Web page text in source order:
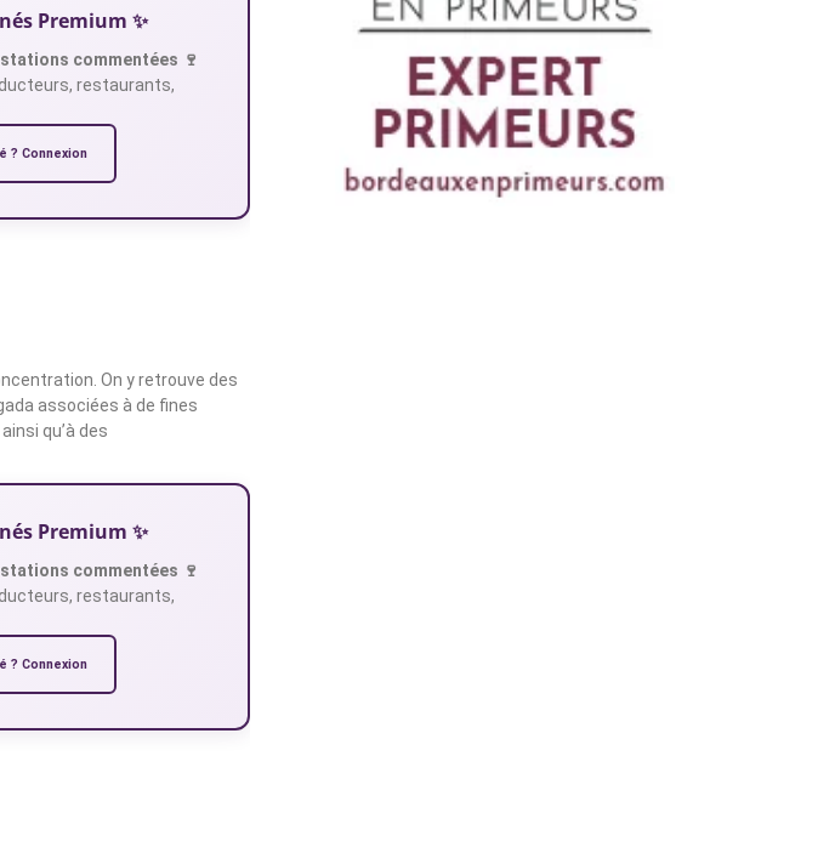
Premium ✨
commentées 🍷
restaurants,
? Connexion
On y retrouve des
associées à de fines
qu’à des
Premium ✨
commentées 🍷
restaurants,
? Connexion